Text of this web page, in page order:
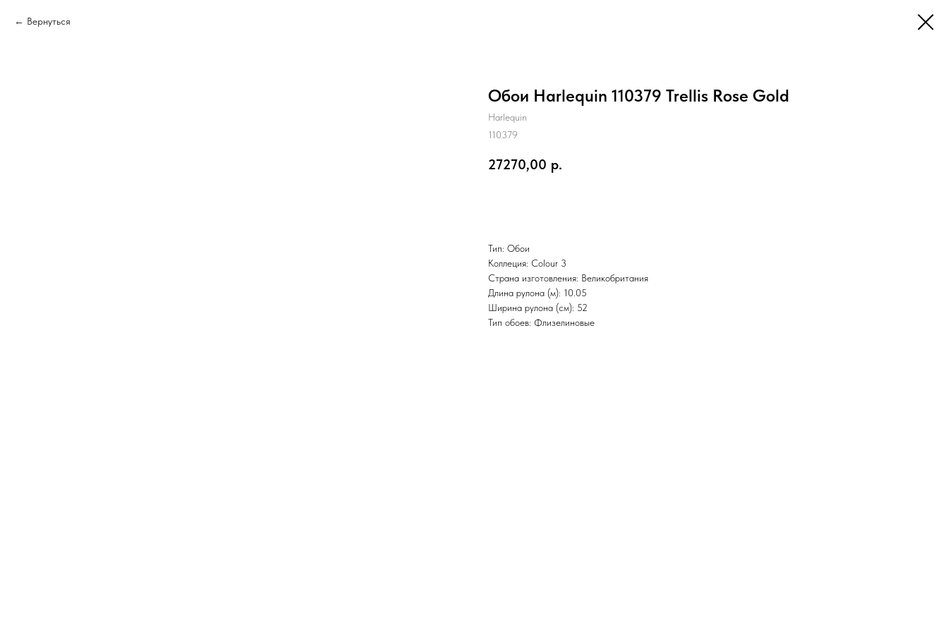
Вернуться
Обои Harlequin 110379 Trellis Rose Gold
Harlequin
110379
27270,00 р.
Тип: Обои
Коллеция: Colour 3
Страна изготовления: Великобритания
Длина рулона (м): 10.05
Ширина рулона (см): 52
Тип обоев: Флизелиновые